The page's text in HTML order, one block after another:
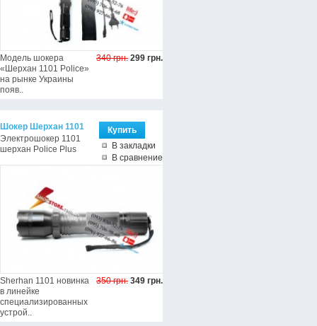
340 грн. 299 грн.
Модель шокера
«Шерхан 1101 Police»
на рынке Украины
появ..
В закладки
В сравнение
350 грн. 349 грн.
Шокер Шерхан 1101
Электрошокер 1101
шерхан Police Plus
Sherhan 1101 новинка
в линейке
специализированных
устрой..